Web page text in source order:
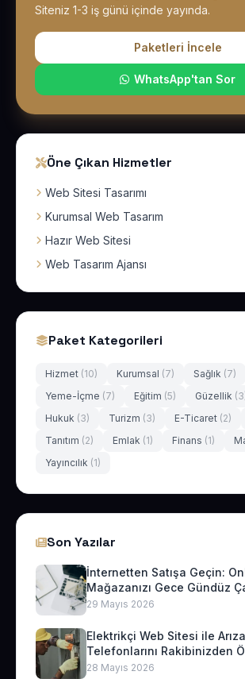
Siteniz 1-3 iş günü içinde yayında.
Paketleri İncele
WhatsApp'tan Sor
Öne Çıkan Hizmetler
Web Sitesi Tasarımı
Kurumsal Web Tasarım
Hazır Web Sitesi
Web Tasarım Ajansı
Paket Kategorileri
Hizmet (10) Kurumsal (7) Sağlık (7)
Yeme-İçme (7) Eğitim (5) Güzellik
Hukuk (3) Turizm (3) E-Ticaret (2)
Tanıtım (2) Emlak (1) Finans (1)
Yayıncılık (1)
Son Yazılar
İnternetten Satışa Geçin:
Mağazanızı Gece Gündüz
29 Mayıs 2026
Elektrikçi Web Sitesi ile Arıza
Telefonlarını Rakibinizden
28 Mayıs 2026